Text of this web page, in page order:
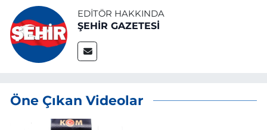
EDITÖR HAKKINDA
ŞEHİR GAZETESİ
Öne Çıkan Videolar